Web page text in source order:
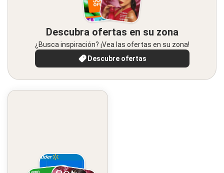
Descubra ofertas en su zona
¿Busca inspiración? ¡Vea las ofertas en su zona!
Descubre ofertas